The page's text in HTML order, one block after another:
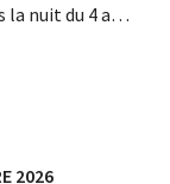
la nuit du 4 au 5
2026